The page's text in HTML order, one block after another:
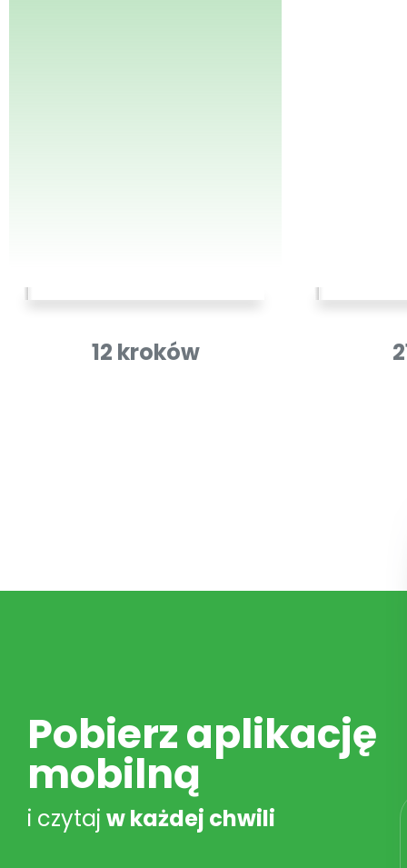
12 kroków
Pobierz aplikację
mobilną
i czytaj w każdej chwili